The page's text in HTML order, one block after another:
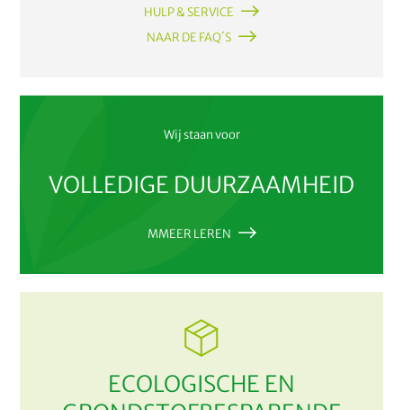
HULP & SERVICE
NAAR DE FAQ´S
Wij staan voor
VOLLEDIGE DUURZAAMHEID
MMEER LEREN
ECOLOGISCHE EN